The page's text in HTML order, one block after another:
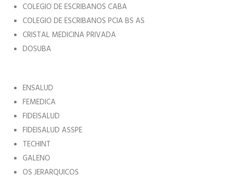
COLEGIO DE ESCRIBANOS CABA
COLEGIO DE ESCRIBANOS PCIA BS AS
CRISTAL MEDICINA PRIVADA
DOSUBA
ENSALUD
FEMEDICA
FIDEISALUD
FIDEISALUD ASSPE
TECHINT
GALENO
OS JERARQUICOS